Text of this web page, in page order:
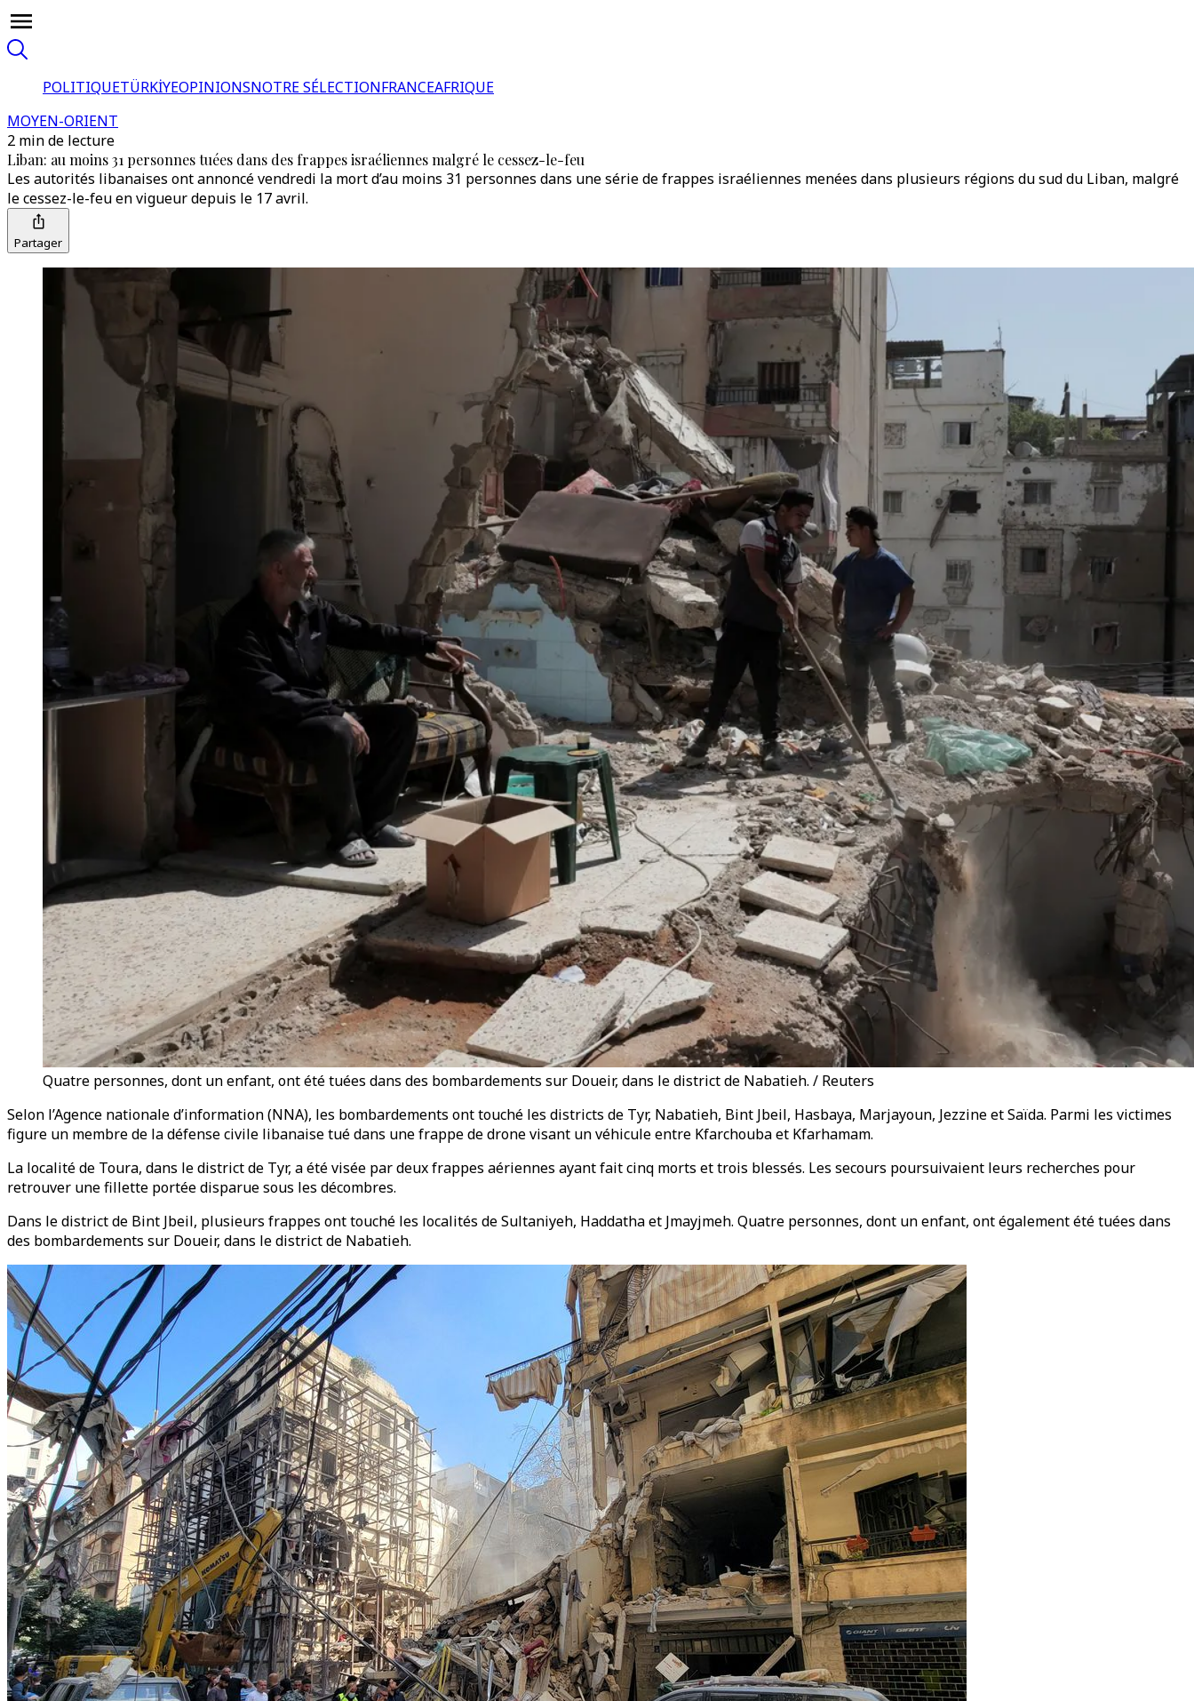
POLITIQUETÜRKİYEOPINIONSNOTRE SÉLECTIONFRANCEAFRIQUE
MOYEN-ORIENT
2 min de lecture
Liban: au moins 31 personnes tuées dans des frappes israéliennes malgré le cessez-le-feu
Les autorités libanaises ont annoncé vendredi la mort d’au moins 31 personnes dans une série de frappes israéliennes menées dans plusieurs régions du sud du Liban, malgré
le cessez-le-feu en vigueur depuis le 17 avril.
Partager
Quatre personnes, dont un enfant, ont été tuées dans des bombardements sur Doueir, dans le district de Nabatieh. / Reuters
Selon l’Agence nationale d’information (NNA), les bombardements ont touché les districts de Tyr, Nabatieh, Bint Jbeil, Hasbaya, Marjayoun, Jezzine et Saïda. Parmi les victimes
figure un membre de la défense civile libanaise tué dans une frappe de drone visant un véhicule entre Kfarchouba et Kfarhamam.
La localité de Toura, dans le district de Tyr, a été visée par deux frappes aériennes ayant fait cinq morts et trois blessés. Les secours poursuivaient leurs recherches pour
retrouver une fillette portée disparue sous les décombres.
Dans le district de Bint Jbeil, plusieurs frappes ont touché les localités de Sultaniyeh, Haddatha et Jmayjmeh. Quatre personnes, dont un enfant, ont également été tuées dans
des bombardements sur Doueir, dans le district de Nabatieh.